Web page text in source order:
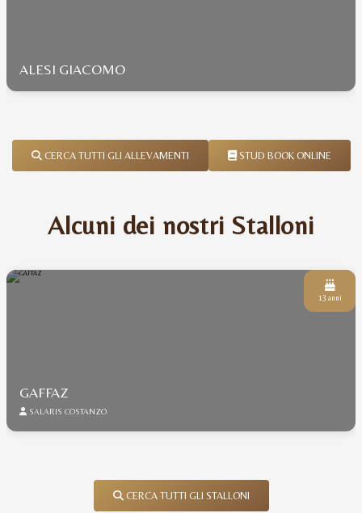
ALESI GIACOMO
CERCA TUTTI GLI ALLEVAMENTI STUD BOOK ONLINE
Alcuni dei nostri Stalloni
13 anni
GAFFAZ
SALARIS COSTANZO
CERCA TUTTI GLI STALLONI